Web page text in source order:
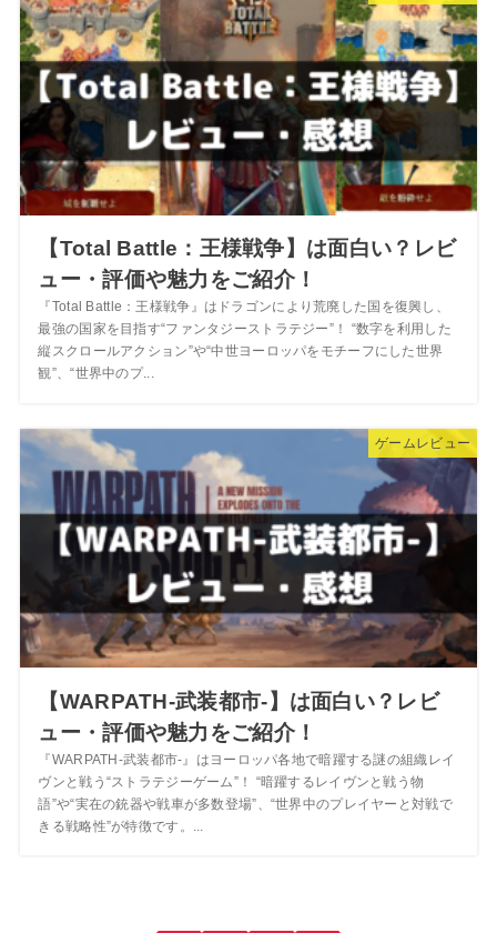
【Total Battle：王様戦争】は面白い？レビ
ュー・評価や魅力をご紹介！
『Total Battle：王様戦争』はドラゴンにより荒廃した国を復興し、
最強の国家を目指す“ファンタジーストラテジー”！ “数字を利用した
縦スクロールアクション”や“中世ヨーロッパをモチーフにした世界
観”、“世界中のプ...
ゲームレビュー
【WARPATH-武装都市-】は面白い？レビ
ュー・評価や魅力をご紹介！
『WARPATH-武装都市-』はヨーロッパ各地で暗躍する謎の組織レイ
ヴンと戦う“ストラテジーゲーム”！ “暗躍するレイヴンと戦う物
語”や“実在の銃器や戦車が多数登場”、“世界中のプレイヤーと対戦で
きる戦略性”が特徴です。...